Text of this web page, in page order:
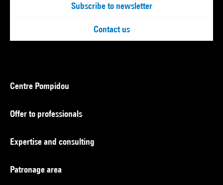
Subscribe to newsletter
Contact us
Centre Pompidou
Offer to professionals
Expertise and consulting
Patronage area